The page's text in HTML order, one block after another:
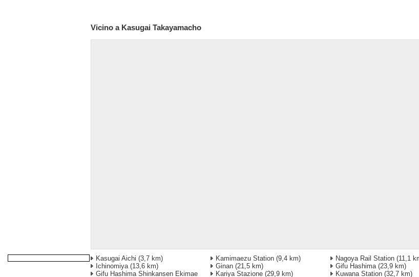
Vicino a Kasugai Takayamacho
Kasugai Aichi (3,7 km) Kamimaezu Station (9,4 km) Nagoya Rail Station (11,1
Ichinomiya (13,6 km) Ginan (21,5 km) Gifu Hashima (23,9 km)
Gifu Hashima Shinkansen Ekimae
Kariya Stazione (29,9 km) Kuwana Station (32,7 km)